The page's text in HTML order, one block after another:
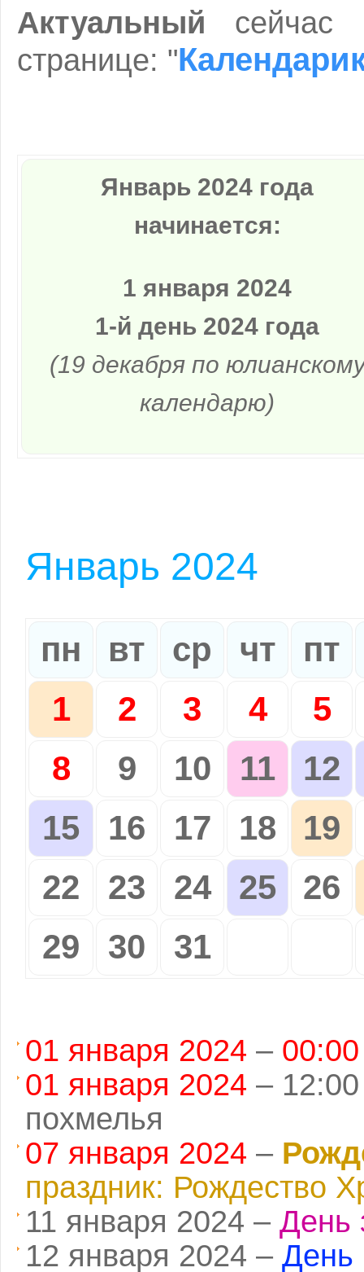
Актуальный сейчас
странице: "
Январь 2024 года
начинается:
1 января 2024
1-й день 2024 года
(19 декабря по
календарю)
Январь 2024
пн вт ср чт
пт
1
2 3 4
5
8
9 10 11
12
15
16 17 18
19
22
23 24 25
26
29
30 31
01 января 2024 –
01 января 2024 –
похмелья
07 января 2024 –
праздник: Рождество
11 января 2024 – День
12 января 2024 – День